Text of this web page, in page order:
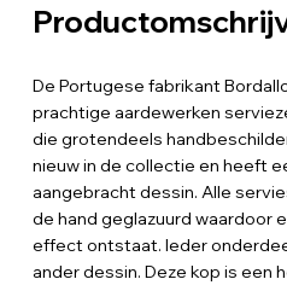
De Portugese fabrikant
prachtige aardewerken
die grotendeels
nieuw in de collectie en heeft
aangebracht dessin. Alle
de hand geglazuurd waardoor
effect ontstaat. Ieder
ander dessin. Deze kop is een